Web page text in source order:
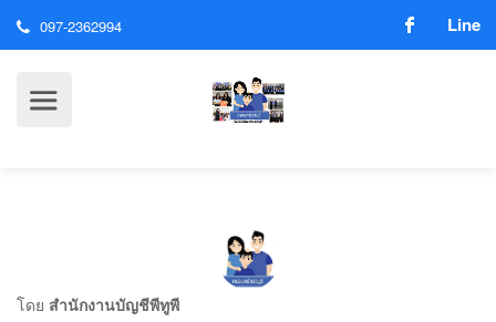
097-2362994 Line
โดย สำนักงานบัญชีพีทูพี